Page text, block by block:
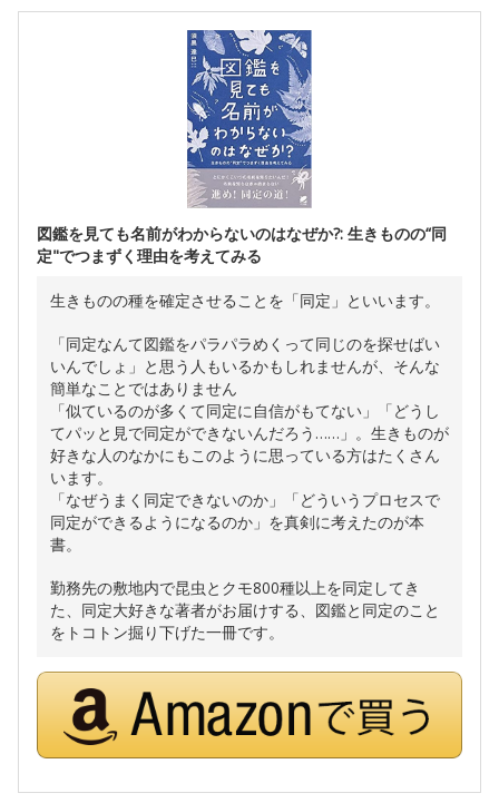
図鑑を見ても名前がわからないのはなぜか?: 生きものの“同
定"でつまずく理由を考えてみる
生きものの種を確定させることを「同定」といいます。
「同定なんて図鑑をパラパラめくって同じのを探せばい
いんでしょ」と思う人もいるかもしれませんが、そんな
簡単なことではありません
「似ているのが多くて同定に自信がもてない」「どうし
てパッと見で同定ができないんだろう……」。生きものが
好きな人のなかにもこのように思っている方はたくさん
います。
「なぜうまく同定できないのか」「どういうプロセスで
同定ができるようになるのか」を真剣に考えたのが本
書。
勤務先の敷地内で昆虫とクモ800種以上を同定してき
た、同定大好きな著者がお届けする、図鑑と同定のこと
をトコトン掘り下げた一冊です。